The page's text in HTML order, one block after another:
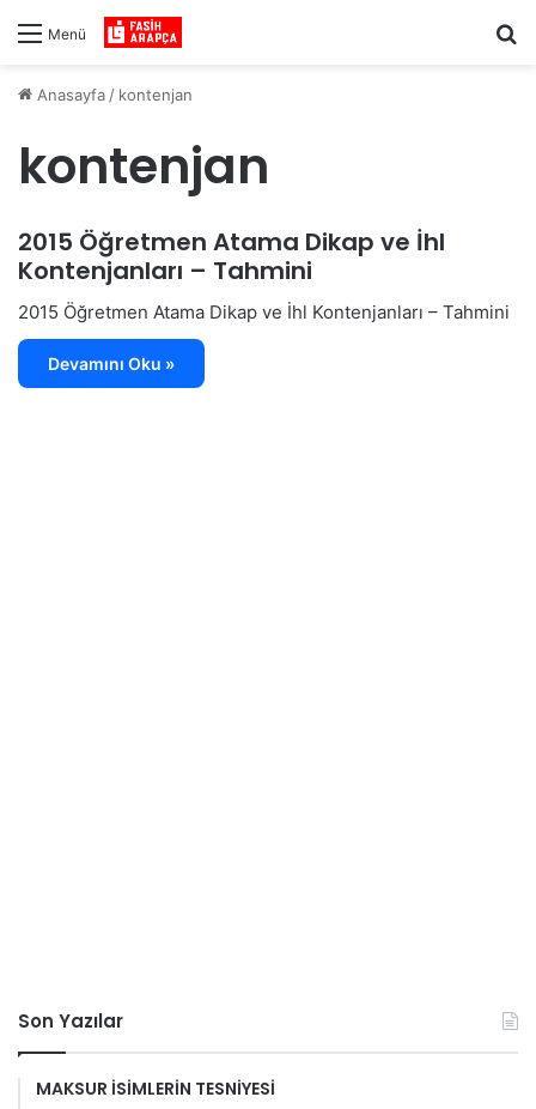
Menü
Anasayfa / kontenjan
kontenjan
2015 Öğretmen Atama Dikap ve İhl
Kontenjanları – Tahmini
2015 Öğretmen Atama Dikap ve İhl Kontenjanları – Tahmini
Devamını Oku »
Son Yazılar
MAKSUR İSİMLERİN TESNİYESİ